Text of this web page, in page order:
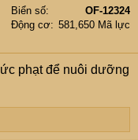
Biển số
OF-12324
Động cơ
581,650 Mã lực
phạt để nuôi dưỡng